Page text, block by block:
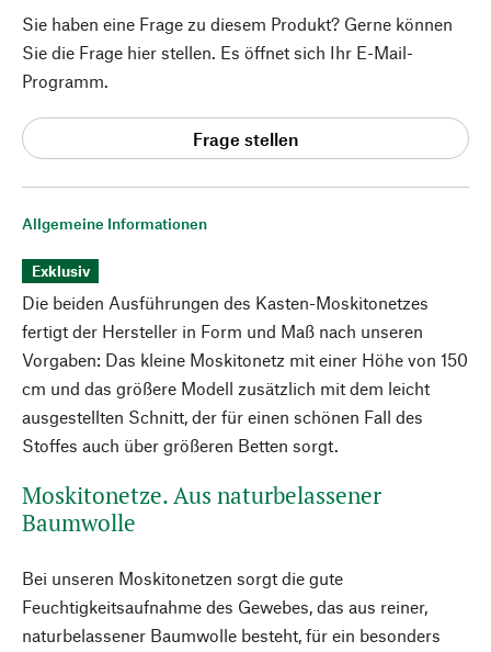
Allgemeine Informationen
Exklusiv
Die beiden Ausführungen des Kasten-Moskitonetzes
fertigt der Hersteller in Form und Maß nach unseren
Vorgaben: Das kleine Moskitonetz mit einer Höhe von 150
cm und das größere Modell zusätzlich mit dem leicht
ausgestellten Schnitt, der für einen schönen Fall des
Stoffes auch über größeren Betten sorgt.
Moskitonetze. Aus naturbelassener
Baumwolle
Bei unseren Moskitonetzen sorgt die gute
Feuchtigkeitsaufnahme des Gewebes, das aus reiner,
naturbelassener Baumwolle besteht, für ein besonders
Sie haben eine Frage zu diesem Produkt? Gerne können
Sie die Frage hier stellen. Es öffnet sich Ihr E-Mail-
Programm.
Frage stellen